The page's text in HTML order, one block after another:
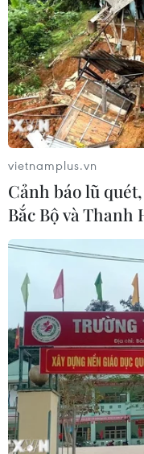
Phẫu thuật khối
sinh mới 1 ngày
25/03/2019 12:13
Sau 3 giờ phẫu
quái ra khỏi cơ thể
khối bướu nặng đến
bé chỉ là 2,1kg.
vietnamplus.vn
Cảnh báo lũ
Bắc Bộ và Thanh